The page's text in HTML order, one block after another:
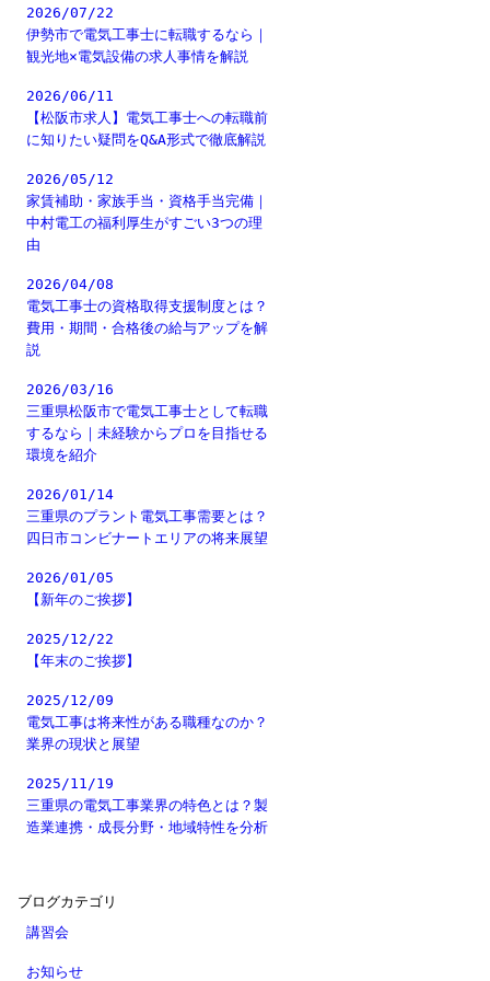
2026/07/22
伊勢市で電気工事士に転職するなら｜
観光地×電気設備の求人事情を解説
2026/06/11
【松阪市求人】電気工事士への転職前
に知りたい疑問をQ&A形式で徹底解説
2026/05/12
家賃補助・家族手当・資格手当完備｜
中村電工の福利厚生がすごい3つの理
由
2026/04/08
電気工事士の資格取得支援制度とは？
費用・期間・合格後の給与アップを解
説
2026/03/16
三重県松阪市で電気工事士として転職
するなら｜未経験からプロを目指せる
環境を紹介
2026/01/14
三重県のプラント電気工事需要とは？
四日市コンビナートエリアの将来展望
2026/01/05
【新年のご挨拶】
2025/12/22
【年末のご挨拶】
2025/12/09
電気工事は将来性がある職種なのか？
業界の現状と展望
2025/11/19
三重県の電気工事業界の特色とは？製
造業連携・成長分野・地域特性を分析
ブログカテゴリ
講習会
お知らせ